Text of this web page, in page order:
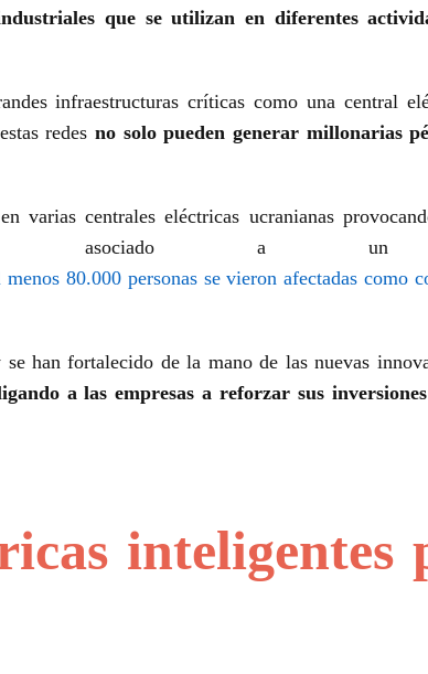
que se utilizan en diferentes
infraestructuras críticas como una central
redes no solo pueden generar millonarias
varias centrales eléctricas ucranianas
a un
80.000 personas se vieron afectadas como
han fortalecido de la mano de las nuevas
a las empresas a reforzar sus
inteligentes